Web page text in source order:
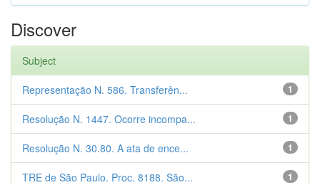
Discover
Subject
1
Representação N. 586. Transferên...
1
Resolução N. 1447. Ocorre incompa...
1
Resolução N. 30.80. A ata de ence...
1
TRE de São Paulo. Proc. 8188. São...